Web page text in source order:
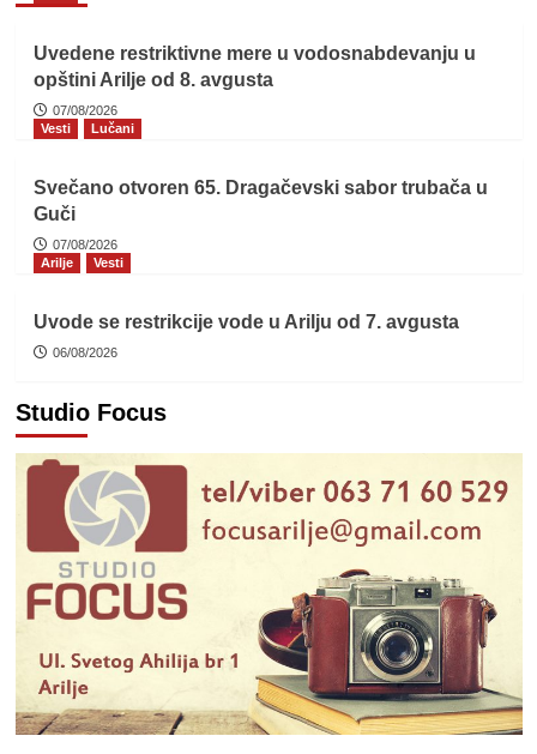
Uvedene restriktivne mere u vodosnabdevanju u
opštini Arilje od 8. avgusta
07/08/2026
Vesti
Lučani
Svečano otvoren 65. Dragačevski sabor trubača u
Guči
07/08/2026
Arilje
Vesti
Uvode se restrikcije vode u Arilju od 7. avgusta
06/08/2026
Studio Focus